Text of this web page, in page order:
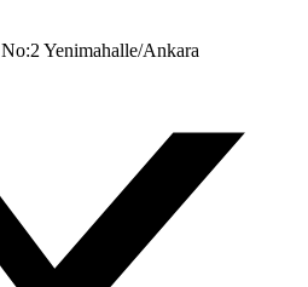
Yenimahalle/Ankara